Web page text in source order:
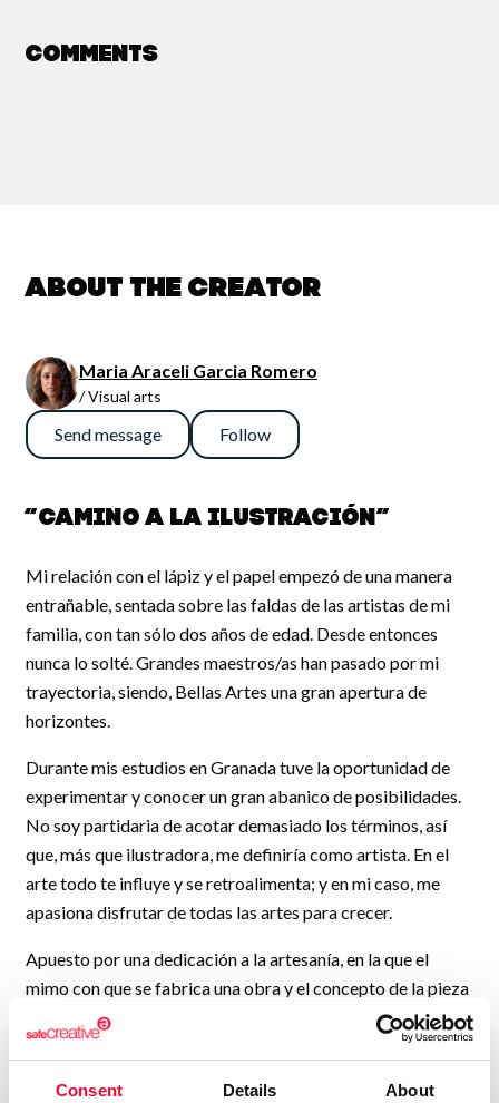
Consent Details About
Comments
About the creator
Maria Araceli Garcia Romero
/ Visual arts
Send message Follow
“Camino a la ilustración”
Mi relación con el lápiz y el papel empezó de una manera
entrañable, sentada sobre las faldas de las artistas de mi
familia, con tan sólo dos años de edad. Desde entonces
nunca lo solté. Grandes maestros/as han pasado por mi
trayectoria, siendo, Bellas Artes una gran apertura de
horizontes.
Durante mis estudios en Granada tuve la oportunidad de
experimentar y conocer un gran abanico de posibilidades.
No soy partidaria de acotar demasiado los términos, así
que, más que ilustradora, me definiría como artista. En el
arte todo te influye y se retroalimenta; y en mi caso, me
apasiona disfrutar de todas las artes para crecer.
Apuesto por una dedicación a la artesanía, en la que el
mimo con que se fabrica una obra y el concepto de la pieza
única crea intensidades. Pero a la vez, soy gran partidaria
del uso de las nuevas tecnologías, también mágicas a su